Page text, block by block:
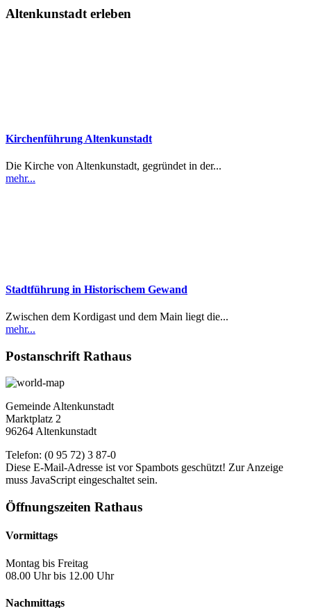
Altenkunstadt erleben
Kirchenführung Altenkunstadt
Die Kirche von Altenkunstadt, gegründet in der...
mehr...
Stadtführung in Historischem Gewand
Zwischen dem Kordigast und dem Main liegt die...
mehr...
Postanschrift Rathaus
Gemeinde Altenkunstadt
Marktplatz 2
96264 Altenkunstadt
Telefon: (0 95 72) 3 87-0
Diese E-Mail-Adresse ist vor Spambots geschützt! Zur Anzeige
muss JavaScript eingeschaltet sein.
Öffnungszeiten Rathaus
Vormittags
Montag bis Freitag
08.00 Uhr bis 12.00 Uhr
Nachmittags